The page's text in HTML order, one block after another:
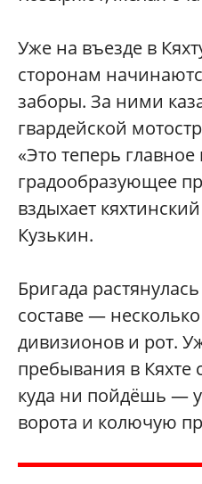
Уже на въезде в
сторонам
заборы. За ними
гвардейской
«Это теперь
градообразующее
вздыхает
Кузькин.
Бригада
составе —
дивизионов и рот.
пребывания в Кяхте
куда ни пойдёшь —
ворота и колючую